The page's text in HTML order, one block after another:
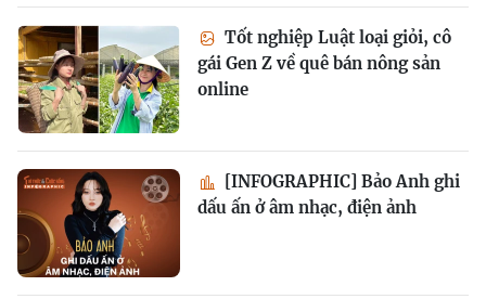
Tốt nghiệp Luật loại giỏi, cô
gái Gen Z về quê bán nông sản
online
[INFOGRAPHIC] Bảo Anh ghi
dấu ấn ở âm nhạc, điện ảnh